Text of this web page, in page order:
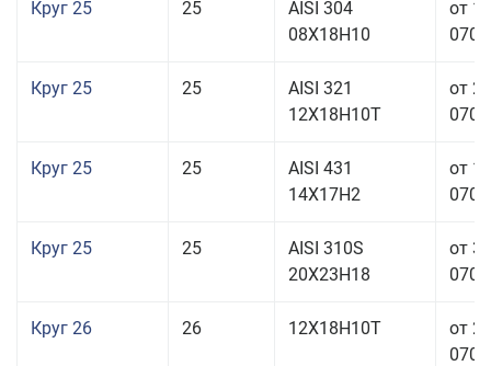
Круг 25 25
AISI 304
08Х18Н10
от
Круг 25 25
AISI 321
12Х18Н10Т
от
Круг 25 25
AISI 431
14Х17Н2
от
Круг 25 25
AISI 310S
20Х23Н18
от
Круг 26 26 12Х18Н10Т
от